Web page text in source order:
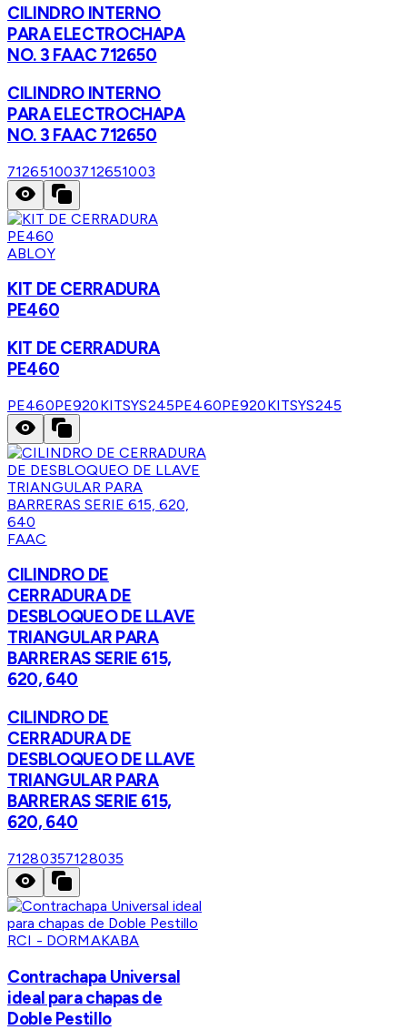
CILINDRO INTERNO
PARA ELECTROCHAPA
NO. 3 FAAC 712650
CILINDRO INTERNO
PARA ELECTROCHAPA
NO. 3 FAAC 712650
712651003712651003
ABLOY
KIT DE CERRADURA
PE460
KIT DE CERRADURA
PE460
PE460PE920KITSYS245PE460PE920KITSYS245
FAAC
CILINDRO DE
CERRADURA DE
DESBLOQUEO DE LLAVE
TRIANGULAR PARA
BARRERAS SERIE 615,
620, 640
CILINDRO DE
CERRADURA DE
DESBLOQUEO DE LLAVE
TRIANGULAR PARA
BARRERAS SERIE 615,
620, 640
71280357128035
RCI - DORMAKABA
Contrachapa Universal
ideal para chapas de
Doble Pestillo